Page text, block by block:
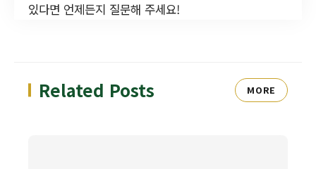
있다면 언제든지 질문해 주세요!
Related Posts MORE